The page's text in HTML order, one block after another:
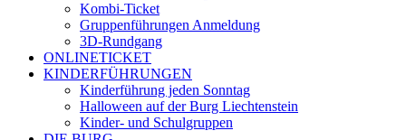
Kombi-Ticket
Gruppenführungen Anmeldung
3D-Rundgang
ONLINETICKET
KINDERFÜHRUNGEN
Kinderführung jeden Sonntag
Halloween auf der Burg Liechtenstein
Kinder- und Schulgruppen